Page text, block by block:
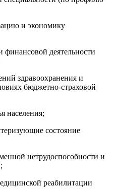
и экономику
финансовой деятельности
здравоохранения и
бюджетно-страховой
населения;
состояние
нетрудоспособности и
реабилитации